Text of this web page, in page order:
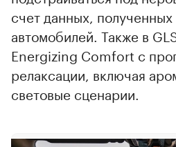
счет данных, полученных
автомобилей. Также в
Energizing Comfort с
релаксации, включая
световые сценарии.